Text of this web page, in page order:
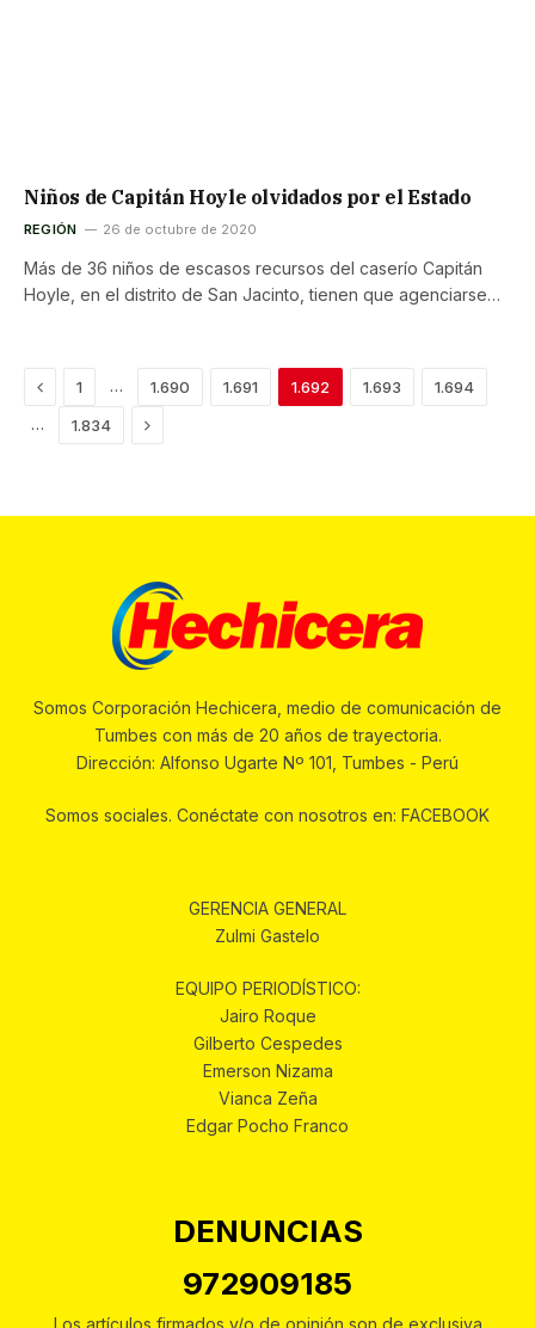
Niños de Capitán Hoyle olvidados por el Estado
REGIÓN 26 de octubre de 2020
Más de 36 niños de escasos recursos del caserío Capitán
Hoyle, en el distrito de San Jacinto, tienen que agenciarse…
Previous
1 … 1.690 1.691 1.692 1.693
1.694
…
1.834 Next
Somos Corporación Hechicera, medio de comunicación de
Tumbes con más de 20 años de trayectoria.
Dirección: Alfonso Ugarte Nº 101, Tumbes - Perú
Somos sociales. Conéctate con nosotros en: FACEBOOK
GERENCIA GENERAL
Zulmi Gastelo
EQUIPO PERIODÍSTICO:
Jairo Roque
Gilberto Cespedes
Emerson Nizama
Vianca Zeña
Edgar Pocho Franco
DENUNCIAS
972909185
Los artículos firmados y/o de opinión son de exclusiva